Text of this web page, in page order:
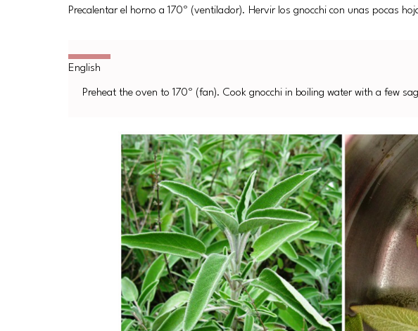
Precalentar el horno a 170º (ventilador). Hervir los gnocchi con unas pocas
Preheat the oven to 170º (fan). Cook gnocchi in boiling water with a few